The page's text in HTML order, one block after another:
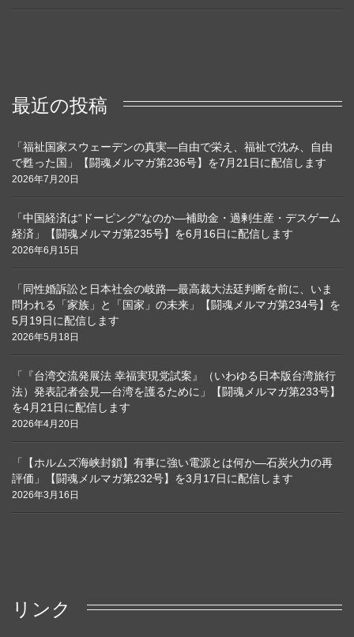
最近の投稿
「福祉国家スウェーデンの真実―自由で栄え、福祉で沈み、自由
で甦った国」【闘魂メルマガ第236号】を7月21日に配信します
2026年7月20日
「中国経済は“ドーピング”なのか―補助金・過剰生産・デスゲーム
経済」【闘魂メルマガ第235号】を6月16日に配信します
2026年6月15日
「同性婚訴訟と日本社会の岐路―最高裁大法廷判断を前に、いま
問われる「家族」と「国家」の未来」【闘魂メルマガ第234号】を
5月19日に配信します
2026年5月18日
「『台湾交流発展法 幸福実現党試案』（いわゆる日本版台湾旅行
法）発表記者会見―台湾を護るために」【闘魂メルマガ第233号】
を4月21日に配信します
2026年4月20日
「【ホルムズ海峡封鎖】有事に強い電源とは何か―石炭火力の再
評価」【闘魂メルマガ第232号】を3月17日に配信します
2026年3月16日
リンク